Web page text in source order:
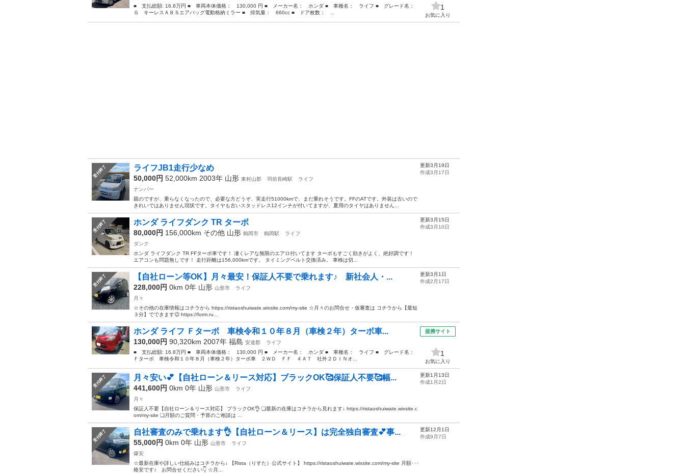
■ 支払総額: 16.8万円 ■ 車両本体価格： 130,000 円 ■ メーカー名： ホンダ ■ 車種名： ライフ ■ グレード名：
Ｇ キーレスＡＢＳエアバッグ電動格納ミラー ■ 排気量： 660cc ■ ドア枚数： ...
1
お気に入り
受付終了 ライフJB1走行少なめ
50,000円 52,000km 2003年 山形 東村山郡 羽前長崎駅
ライフ
ナンバー
親のですが、乗らなくなったので、必要な方どうぞ、実走行51000kmで、まだ乗れそうです。FFのATです。外装は古いので
きれいではありません現状です。タイヤも古いスタッドレス12インチが付いてますが、夏用のタイヤはありません...
更新3月19日
作成3月17日
受付終了 ホンダ ライフダンク TR ターボ
80,000円 156,000km その他 山形 鶴岡市 鶴岡駅
ライフ
ダンク
ホンダ ライフダンク TR FFターボ車です！ 凄くレアな無限のエアロ付いてます ターボもすごく効きがよく、絶好調です！
エアコンも問題無しです！ 走行距離は156,000kmです。 タイミングベルト交換済み。 車検は切...
更新3月15日
作成3月10日
受付終了 【自社ローン等OK】月々最安！保証人不要で乗れます♪ 新社会人・...
228,000円 0km 0年 山形 山形市
ライフ
月々
☆その他の在庫情報はコチラから https://ristaoshuiwate.wixsite.com/my-site ☆月々のお問合せ・仮審査は コチラから【最短
３分】でできます😉 https://form.ru...
更新3月1日
作成2月17日
ホンダ ライフ Ｆターボ 車検令和１０年８月（車検２年）ターボ車...
130,000円 90,320km 2007年 福島 安達郡
ライフ
■ 支払総額: 16.8万円 ■ 車両本体価格： 130,000 円 ■ メーカー名： ホンダ ■ 車種名： ライフ ■ グレード名：
Ｆターボ 車検令和１０年８月（車検２年）ターボ車 ２ＷＤ ＦＦ ４ＡＴ 社外２ＤＩＮオ...
提携サイト
1
お気に入り
受付終了 月々安い💕【自社ローン＆リース対応】ブラックOK🥰保証人不要🥰幅...
441,600円 0km 0年 山形 山形市
ライフ
月々
保証人不要【自社ローン＆リース対応】 ブラックOK👌 ❏最新の在庫はコチラから見れます↓ https://ristaoshuiwate.wixsite.c
om/my-site ❏月額のご質問・予算のご相談は ...
更新1月13日
作成1月2日
受付終了 自社審査のみで乗れます👌【自社ローン＆リース】は完全独自審査💕事...
55,000円 0km 0年 山形 山形市
ライフ
爆安
☆最新在庫や詳しい仕組みはコチラから↓ 【Rista（りすた）公式サイト】 https://ristaoshuiwate.wixsite.com/my-site 月額･･･
格安です♪ お問合せください👇 ☆月...
更新12月1日
作成9月7日